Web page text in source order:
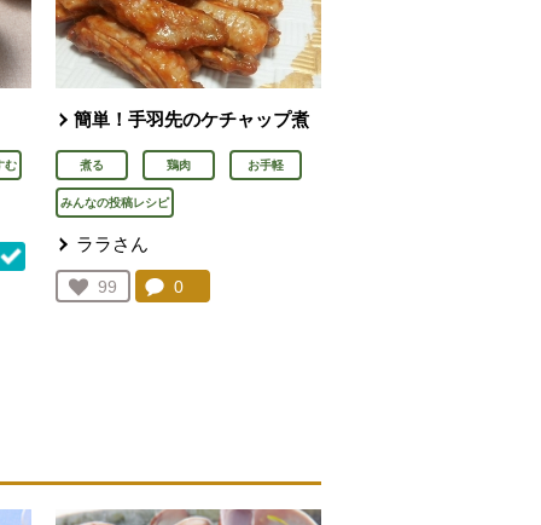
む
簡単！手羽先のケチャップ煮
煮る 鶏肉 お手軽
みんなの投稿レシピ
ララさん
お気に入り登録：
99
人が登録
コメント：
0件。コメントを見る。